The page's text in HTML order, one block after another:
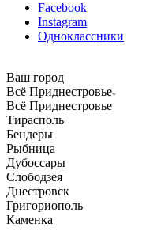
Facebook
Instagram
Одноклассники
Ваш город
Всё Приднестровье
Всё Приднестровье
Тирасполь
Бендеры
Рыбница
Дубоссары
Слободзея
Днестровск
Григориополь
Каменка